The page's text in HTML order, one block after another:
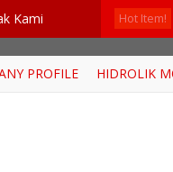
mBoWEpW-
Kami Hot Item!
PROFILE HIDROLIK